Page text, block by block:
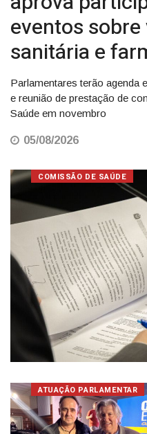
eventos
sanitária e
Parlamentares terão agenda
e reunião de prestação de
Saúde em novembro
05/08/2026
COMISSÃO DE SAÚDE
ATUAÇÃO PARLAMENTAR